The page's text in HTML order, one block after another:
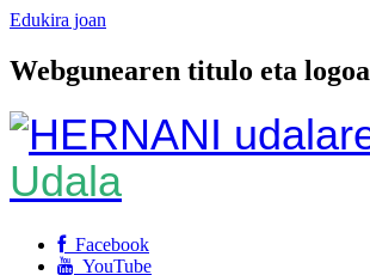
Edukira joan
Webgunearen titulo eta logoa
Udala
Facebook
YouTube